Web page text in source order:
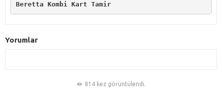
Beretta Kombi Kart Tamir
Yorumlar
814 kez görüntülendi.